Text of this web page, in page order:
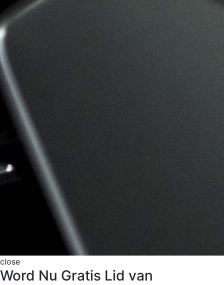
close
Word Nu Gratis Lid van